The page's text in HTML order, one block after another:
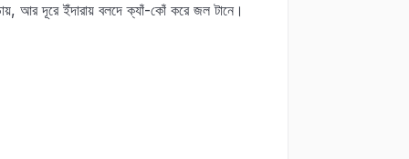
আর দূরে ইঁদারায় বলদে ক্যাঁ-কোঁ করে জল টানে।